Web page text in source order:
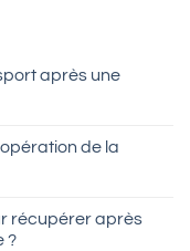
après une
de la
récupérer après
?